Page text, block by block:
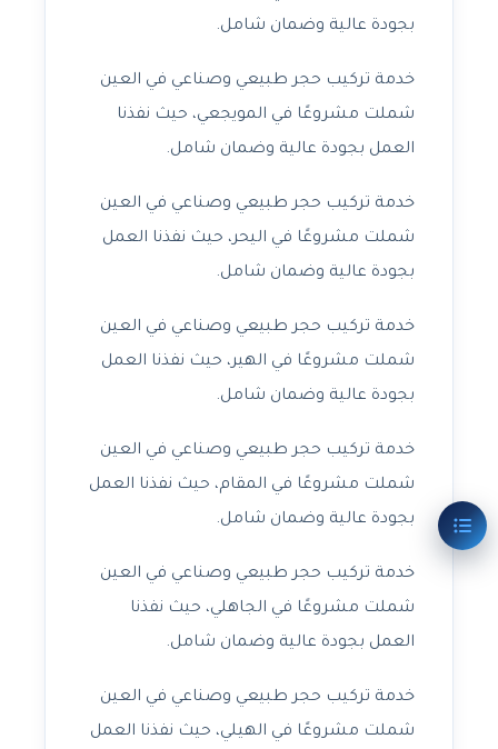
بجودة عالية وضمان شامل.
خدمة تركيب حجر طبيعي وصناعي في العين
شملت مشروعًا في المويجعي، حيث نفذنا
العمل بجودة عالية وضمان شامل.
خدمة تركيب حجر طبيعي وصناعي في العين
شملت مشروعًا في اليحر، حيث نفذنا العمل
بجودة عالية وضمان شامل.
خدمة تركيب حجر طبيعي وصناعي في العين
شملت مشروعًا في الهير، حيث نفذنا العمل
بجودة عالية وضمان شامل.
خدمة تركيب حجر طبيعي وصناعي في العين
شملت مشروعًا في المقام، حيث نفذنا العمل
بجودة عالية وضمان شامل.
خدمة تركيب حجر طبيعي وصناعي في العين
شملت مشروعًا في الجاهلي، حيث نفذنا
العمل بجودة عالية وضمان شامل.
خدمة تركيب حجر طبيعي وصناعي في العين
شملت مشروعًا في الهيلي، حيث نفذنا العمل